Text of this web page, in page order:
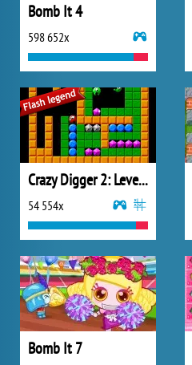
Bomb It 4
598 652x
Crazy Digger 2: Level Pack 2
54 554x
Bomb It 7